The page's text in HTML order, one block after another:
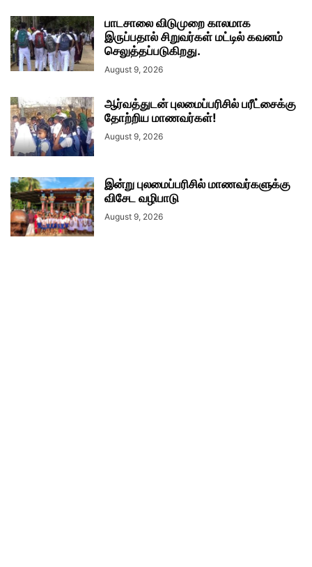
பாடசாலை விடுமுறை காலமாக
இருப்பதால் சிறுவர்கள் மட்டில் கவனம்
செலுத்தப்படுகிறது.
August 9, 2026
ஆர்வத்துடன் புலமைப்பரிசில் பரீட்சைக்கு
தோற்றிய மாணவர்கள்!
August 9, 2026
இன்று புலமைப்பரிசில் மாணவர்களுக்கு
விசேட வழிபாடு
August 9, 2026